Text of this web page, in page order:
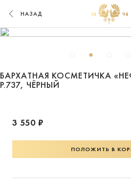
НАЗАД
БАРХАТНАЯ КОСМЕТИЧКА
Р.737, ЧЁРНЫЙ
3 550 ₽
ПОЛОЖИТЬ В